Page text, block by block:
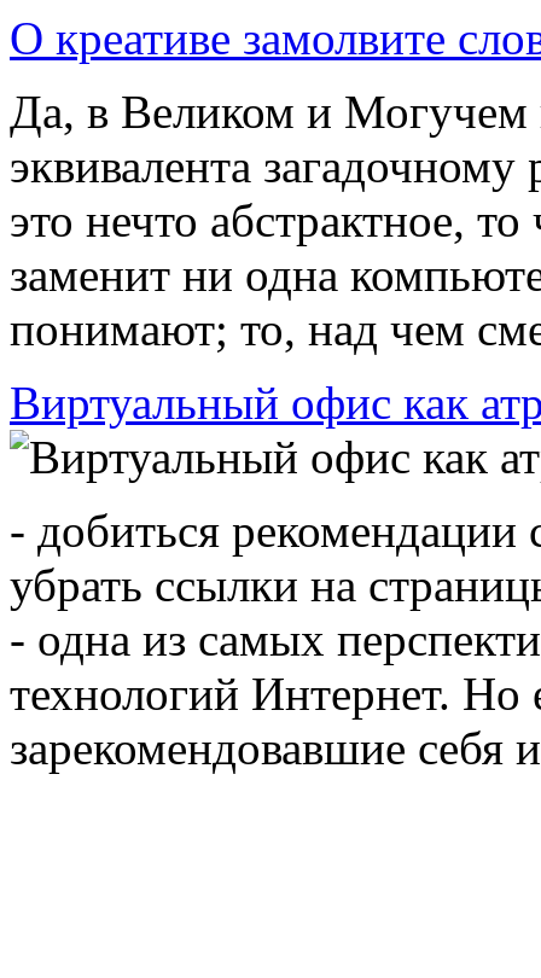
О креативе замолвите
Да, в Великом и Могучем
эквивалента
это нечто абстрактное,
заменит ни одна
понимают; то, над чем
Виртуальный офис как
- добиться рекомендации
убрать ссылки на
- одна из самых
технологий Интернет. Но
зарекомендовавшие себя